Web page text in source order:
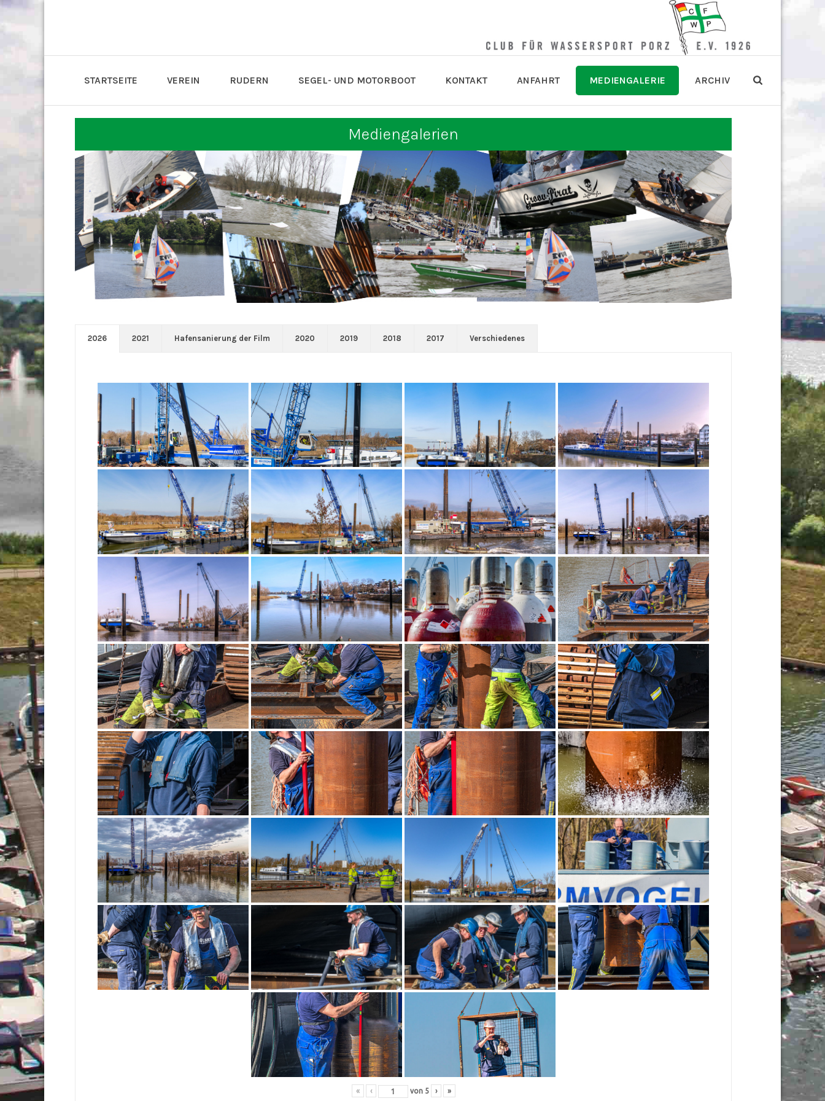
STARTSEITE VEREIN RUDERN SEGEL- UND MOTORBOOT KONTAKT ANFAHRT MEDIENGALERIE ARCHIV
Mediengalerien
2026 2021 Hafensanierung der Film 2020 2019 2018 2017 Verschiedenes
« ‹ von 5 › »